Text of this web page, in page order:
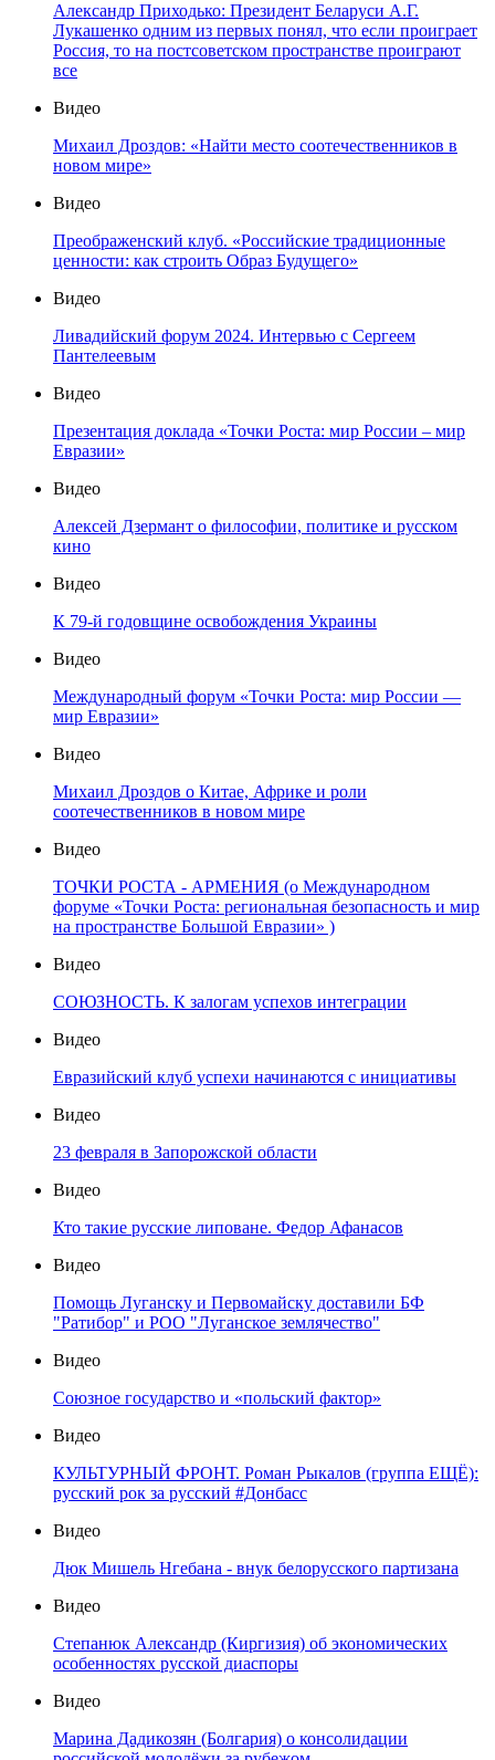
Александр Приходько: Президент Беларуси А.Г.
Лукашенко одним из первых понял, что если проиграет
Россия, то на постсоветском пространстве проиграют
все
Видео
Михаил Дроздов: «Найти место соотечественников в
новом мире»
Видео
Преображенский клуб. «Российские традиционные
ценности: как строить Образ Будущего»
Видео
Ливадийский форум 2024. Интервью с Сергеем
Пантелеевым
Видео
Презентация доклада «Точки Роста: мир России – мир
Евразии»
Видео
Алексей Дзермант о философии, политике и русском
кино
Видео
К 79-й годовщине освобождения Украины
Видео
Международный форум «Точки Роста: мир России —
мир Евразии»
Видео
Михаил Дроздов о Китае, Африке и роли
соотечественников в новом мире
Видео
ТОЧКИ РОСТА - АРМЕНИЯ (о Международном
форуме «Точки Роста: региональная безопасность и мир
на пространстве Большой Евразии» )
Видео
СОЮЗНОСТЬ. К залогам успехов интеграции
Видео
Евразийский клуб успехи начинаются с инициативы
Видео
23 февраля в Запорожской области
Видео
Кто такие русские липоване. Федор Афанасов
Видео
Помощь Луганску и Первомайску доставили БФ
"Ратибор" и РОО "Луганское землячество"
Видео
Союзное государство и «польский фактор»
Видео
КУЛЬТУРНЫЙ ФРОНТ. Роман Рыкалов (группа ЕЩЁ):
русский рок за русский #Донбасс
Видео
Дюк Мишель Нгебана - внук белорусского партизана
Видео
Степанюк Александр (Киргизия) об экономических
особенностях русской диаспоры
Видео
Марина Дадикозян (Болгария) о консолидации